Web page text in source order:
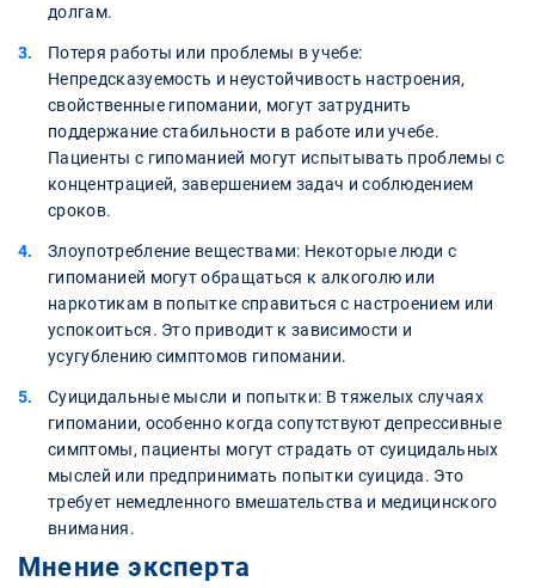
долгам.
Потеря работы или проблемы в учебе:
Непредсказуемость и неустойчивость настроения,
свойственные гипомании, могут затруднить
поддержание стабильности в работе или учебе.
Пациенты с гипоманией могут испытывать проблемы с
концентрацией, завершением задач и соблюдением
сроков.
Злоупотребление веществами: Некоторые люди с
гипоманией могут обращаться к алкоголю или
наркотикам в попытке справиться с настроением или
успокоиться. Это приводит к зависимости и
усугублению симптомов гипомании.
Суицидальные мысли и попытки: В тяжелых случаях
гипомании, особенно когда сопутствуют депрессивные
симптомы, пациенты могут страдать от суицидальных
мыслей или предпринимать попытки суицида. Это
требует немедленного вмешательства и медицинского
внимания.
Мнение эксперта